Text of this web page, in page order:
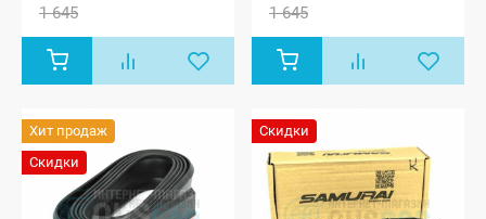
1 645 1 645
Хит продаж
Скидки
Скидки